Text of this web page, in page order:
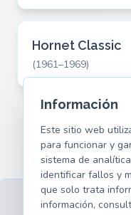
Hornet Classic
(1961–1969)
Información
Este sitio web
para funcionar y
sistema de
identificar fallos y
que solo trata
información,